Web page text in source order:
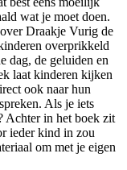
wat je moet doen.
Draakje Vurig de
overprikkeld
dag, de geluiden en
laat kinderen kijken
ook naar hun
Als je iets
Achter in het boek zit
ieder kind in zou
om met je eigen